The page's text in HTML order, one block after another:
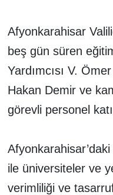
Afyonkarahisar
beş gün süren
Yardımcısı V.
Hakan Demir ve
görevli personel
ile üniversiteler ve
verimliliği ve